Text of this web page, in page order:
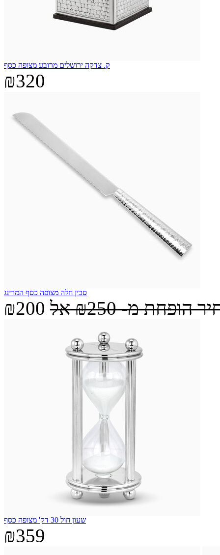
ק. צדקה ירושלים מרובע מצופה כסף
₪320
סכין חלה מצופה כסף המרינג
₪200 הופחת מ-₪250 אל
שעון חול 30 דק' מצופה כסף
₪359